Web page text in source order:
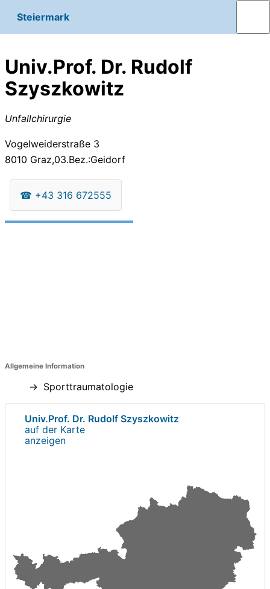
Steiermark
Univ.Prof. Dr. Rudolf
Szyszkowitz
Unfallchirurgie
Vogelweiderstraße 3
8010 Graz,03.Bez.:Geidorf
☎ +43 316 672555
Allgemeine Information
Sporttraumatologie
Univ.Prof. Dr. Rudolf Szyszkowitz
auf der Karte
anzeigen